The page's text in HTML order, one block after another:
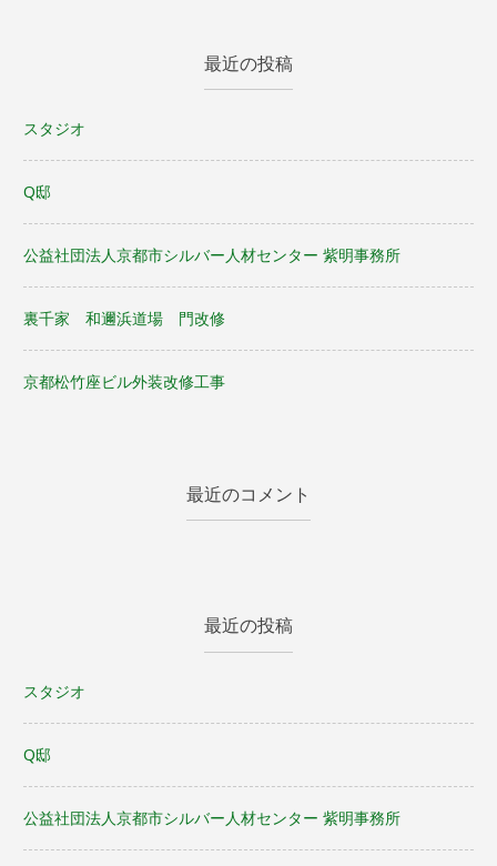
ョ
ン
最近の投稿
スタジオ
Q邸
公益社団法人京都市シルバー人材センター 紫明事務所
裏千家 和邇浜道場 門改修
京都松竹座ビル外装改修工事
最近のコメント
最近の投稿
スタジオ
Q邸
公益社団法人京都市シルバー人材センター 紫明事務所